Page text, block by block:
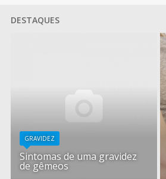
DESTAQUES
GRAVIDEZ
Sintomas de uma gravidez
de gêmeos